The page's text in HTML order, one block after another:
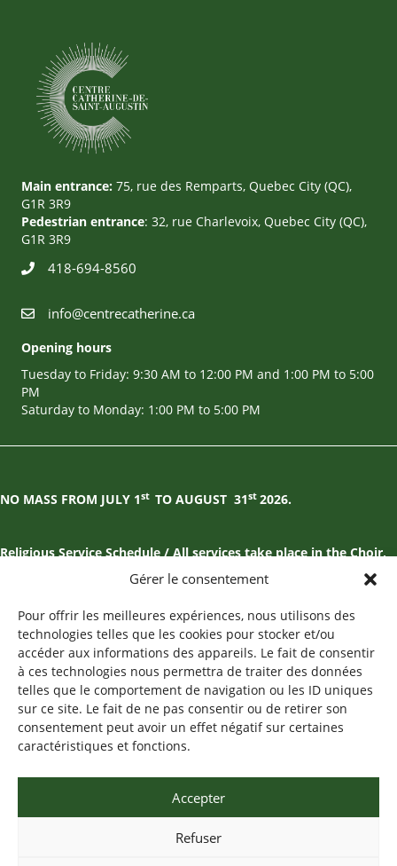
Gérer le consentement
Pour offrir les meilleures expériences, nous utilisons des
technologies telles que les cookies pour stocker et/ou
accéder aux informations des appareils. Le fait de consentir
à ces technologies nous permettra de traiter des données
telles que le comportement de navigation ou les ID uniques
sur ce site. Le fait de ne pas consentir ou de retirer son
consentement peut avoir un effet négatif sur certaines
caractéristiques et fonctions.
Accepter
Refuser
Main entrance: 75, rue des Remparts, Quebec City (QC),
G1R 3R9
Pedestrian entrance: 32, rue Charlevoix, Quebec City (QC),
G1R 3R9
418-694-8560
info@centrecatherine.ca
Opening hours
Tuesday to Friday: 9:30 AM to 12:00 PM and 1:00 PM to 5:00
PM
Saturday to Monday: 1:00 PM to 5:00 PM
NO MASS FROM JULY 1st TO AUGUST 31st 2026.
Religious Service Schedule / All services take place in the Choir,
on the 2nd floor of the monastery.
Monday to Friday: 7:30 AM
Saturday: -
Sunday: 8:45 AM
Mass
Monday to Friday: 8:00 AM
Saturday: -
Sunday: 9:30 AM